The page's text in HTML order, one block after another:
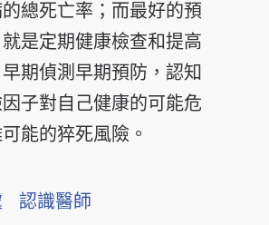
總死亡率；而最好的預
就是定期健康檢查和提高
期偵測早期預防，認知
子對自己健康的可能危
能的猝死風險。
認識醫師